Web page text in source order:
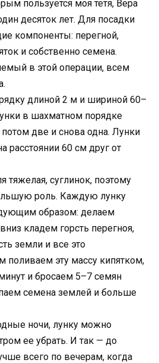
пользуется моя тетя, Вера
десяток лет. Для посадки
компоненты: перегной,
и собственно семена.
в этой операции, всем
длиной 2 м и шириной 60–
в шахматном порядке
потом две и снова одна. Лунки
расстоянии 60 см друг от
тяжелая, суглинок, поэтому
роль. Каждую лунку
образом: делаем
кладем горсть перегноя,
земли и все это
поливаем эту массу кипятком,
и бросаем 5–7 семян
семена землей и больше
ночи, лунку можно
ее убрать. И так — до
всего по вечерам, когда